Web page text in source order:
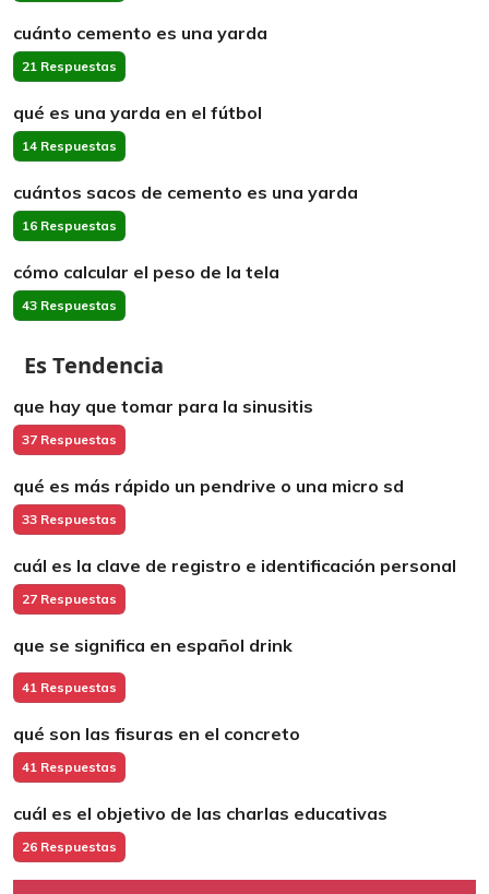
cuánto cemento es una yarda
21 Respuestas
qué es una yarda en el fútbol
14 Respuestas
cuántos sacos de cemento es una yarda
16 Respuestas
cómo calcular el peso de la tela
43 Respuestas
Es Tendencia
que hay que tomar para la sinusitis
37 Respuestas
qué es más rápido un pendrive o una micro sd
33 Respuestas
cuál es la clave de registro e identificación personal
27 Respuestas
que se significa en español drink
41 Respuestas
qué son las fisuras en el concreto
41 Respuestas
cuál es el objetivo de las charlas educativas
26 Respuestas